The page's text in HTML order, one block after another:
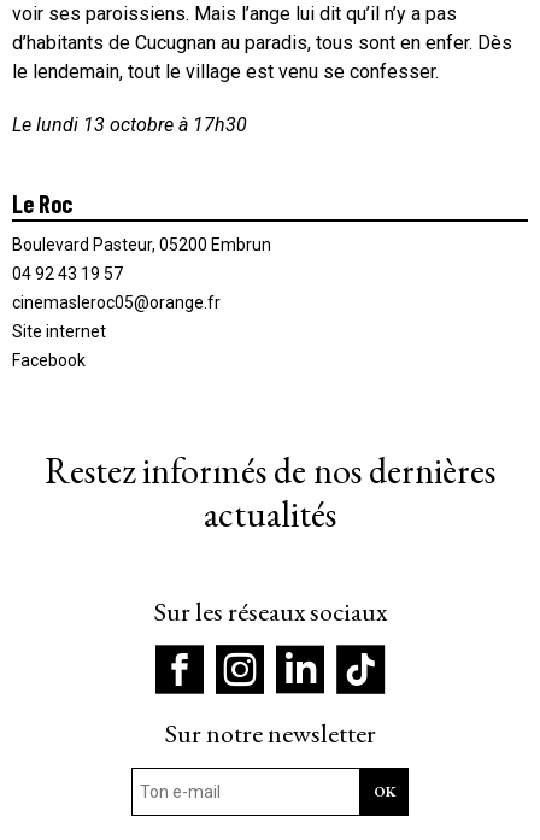
voir ses paroissiens. Mais l’ange lui dit qu’il n’y a pas
d’habitants de Cucugnan au paradis, tous sont en enfer. Dès
le lendemain, tout le village est venu se confesser.
Le lundi 13 octobre à 17h30
Le Roc
Boulevard Pasteur, 05200 Embrun
04 92 43 19 57
cinemasleroc05@orange.fr
Site internet
Facebook
Restez informés de nos dernières
actualités
Sur les réseaux sociaux
Sur notre newsletter